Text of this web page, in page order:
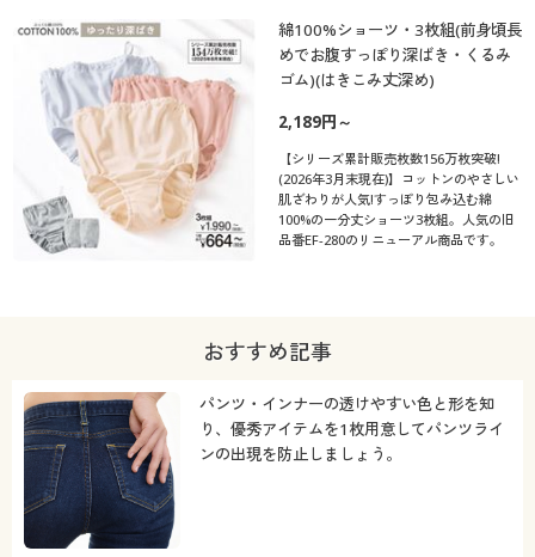
綿100%ショーツ・3枚組(前身頃長
めでお腹すっぽり深ばき・くるみ
ゴム)(はきこみ丈深め)
2,189円～
【シリーズ累計販売枚数156万枚突破!
(2026年3月末現在)】コットンのやさしい
肌ざわりが人気!すっぽり包み込む綿
100%の一分丈ショーツ3枚組。人気の旧
品番EF-280のリニューアル商品です。
おすすめ記事
パンツ・インナーの透けやすい色と形を知
り、優秀アイテムを1枚用意してパンツライ
ンの出現を防止しましょう。